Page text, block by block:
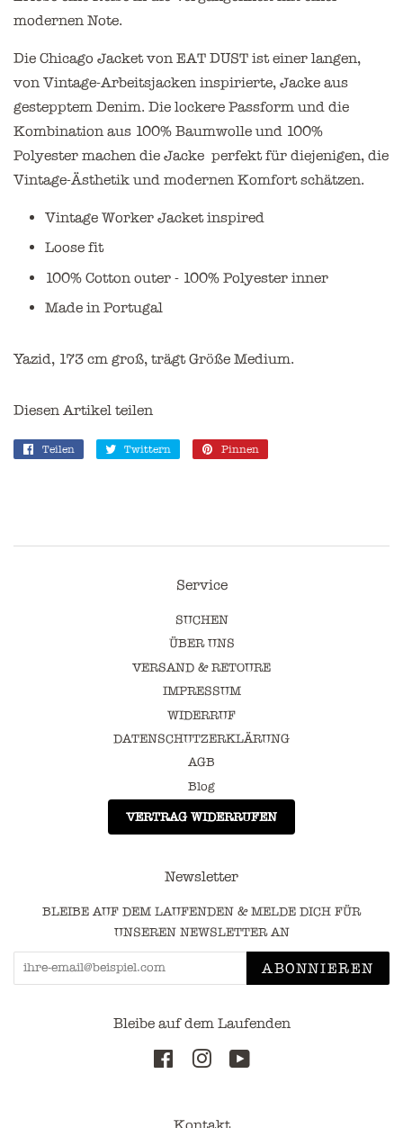
modernen Note.
Die Chicago Jacket von EAT DUST ist einer langen,
von Vintage-Arbeitsjacken inspirierte, Jacke aus
gestepptem Denim. Die lockere Passform und die
Kombination aus 100% Baumwolle und 100%
Polyester machen die Jacke perfekt für diejenigen, die
Vintage-Ästhetik und modernen Komfort schätzen.
Vintage Worker Jacket inspired
Loose fit
100% Cotton outer - 100% Polyester inner
Made in Portugal
Yazid, 173 cm groß, trägt Größe Medium.
Diesen Artikel teilen
Teilen Twittern Pinnen
Service
SUCHEN
ÜBER UNS
VERSAND & RETOURE
IMPRESSUM
WIDERRUF
DATENSCHUTZERKLÄRUNG
AGB
Blog
VERTRAG WIDERRUFEN
Newsletter
BLEIBE AUF DEM LAUFENDEN & MELDE DICH FÜR
UNSEREN NEWSLETTER AN
ABONNIEREN
Bleibe auf dem Laufenden
FacebookInstagram
Kontakt